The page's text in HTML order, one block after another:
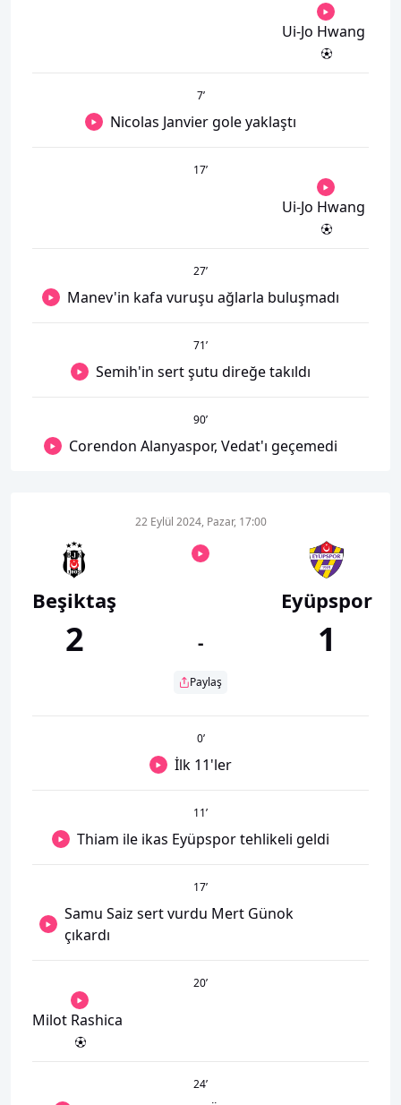
Ui-Jo Hwang
7’
Nicolas Janvier gole yaklaştı
17’
Ui-Jo Hwang
27’
Manev'in kafa vuruşu ağlarla buluşmadı
71’
Semih'in sert şutu direğe takıldı
90’
Corendon Alanyaspor, Vedat'ı geçemedi
Beşiktaş
2
22 Eylül 2024, Pazar, 17:00
-
Paylaş
Eyüpspor
1
0’
İlk 11'ler
11’
Thiam ile ikas Eyüpspor tehlikeli geldi
17’
Samu Saiz sert vurdu Mert Günok
çıkardı
20’
Milot Rashica
24’